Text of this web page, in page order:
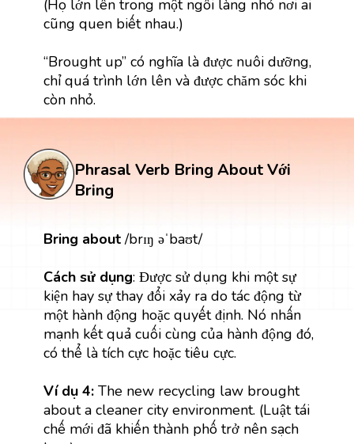
(Họ lớn lên trong một ngôi làng nhỏ nơi ai
cũng quen biết nhau.)
“Brought up” có nghĩa là được nuôi dưỡng,
chỉ quá trình lớn lên và được chăm sóc khi
còn nhỏ.
Phrasal Verb Bring About Với
Bring
Bring about/brɪŋ əˈbaʊt/
Cách sử dụng: Được sử dụng khi một sự
kiện hay sự thay đổi xảy ra do tác động từ
một hành động hoặc quyết định. Nó nhấn
mạnh kết quả cuối cùng của hành động đó,
có thể là tích cực hoặc tiêu cực.
Ví dụ 4: The new recycling law brought
about a cleaner city environment. (Luật tái
chế mới đã khiến thành phố trở nên sạch